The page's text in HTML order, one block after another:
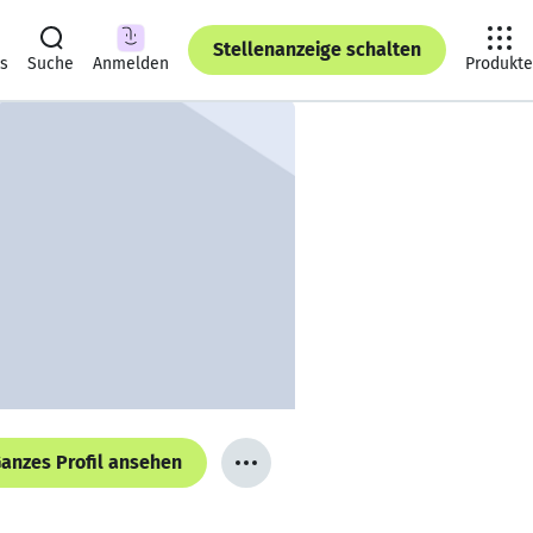
Suche Anmelden
Stellenanzeige schalten
Produkte
Profil ansehen